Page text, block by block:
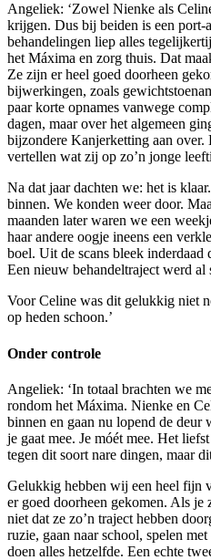
Angeliek: ‘Zowel Nienke als
krijgen. Dus bij beiden is een port-
behandelingen liep alles
het Máxima en zorg thuis. Dat
Ze zijn er heel goed doorheen
bijwerkingen, zoals
paar korte opnames vanwege
dagen, maar over het algemeen
bijzondere Kanjerketting aan over.
vertellen wat zij op zo’n jonge
Na dat jaar dachten we: het is
binnen. We konden weer door.
maanden later waren we een
haar andere oogje ineens een
boel. Uit de scans bleek
Een nieuw behandeltraject werd al
Voor Celine was dit gelukkig niet
op heden schoon.’
Onder controle
Angeliek: ‘In totaal brachten we
rondom het Máxima. Nienke en
binnen en gaan nu lopend de deur
je gaat mee. Je móét mee. Het
tegen dit soort nare dingen, maar
Gelukkig hebben wij een heel fijn
er goed doorheen gekomen. Als je
niet dat ze zo’n traject hebben
ruzie, gaan naar school, spelen
doen alles hetzelfde. Een echte